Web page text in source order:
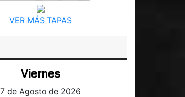
VER MÁS TAPAS
Viernes
7 de Agosto de 2026